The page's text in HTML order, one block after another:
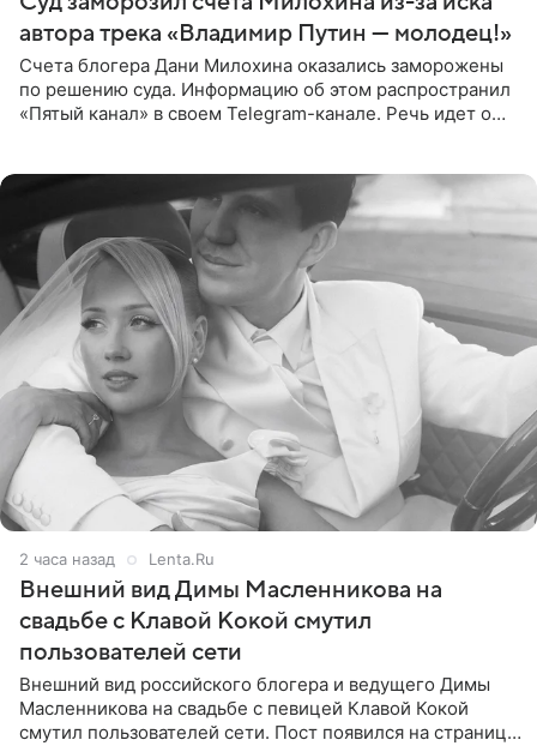
автора трека «Владимир Путин — молодец!»
Счета блогера Дани Милохина оказались заморожены
по решению суда. Информацию об этом распространил
«Пятый канал» в своем Telegram-канале. Речь идет о
2 часа назад Lenta.Ru
Внешний вид Димы Масленникова на
свадьбе с Клавой Кокой смутил
пользователей сети
Внешний вид российского блогера и ведущего Димы
Масленникова на свадьбе с певицей Клавой Кокой
смутил пользователей сети. Пост появился на странице